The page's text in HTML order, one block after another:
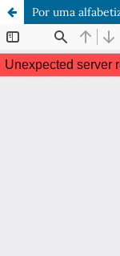
Por uma